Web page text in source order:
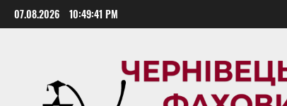
Skip
to
07.08.2026 10:49:42 PM